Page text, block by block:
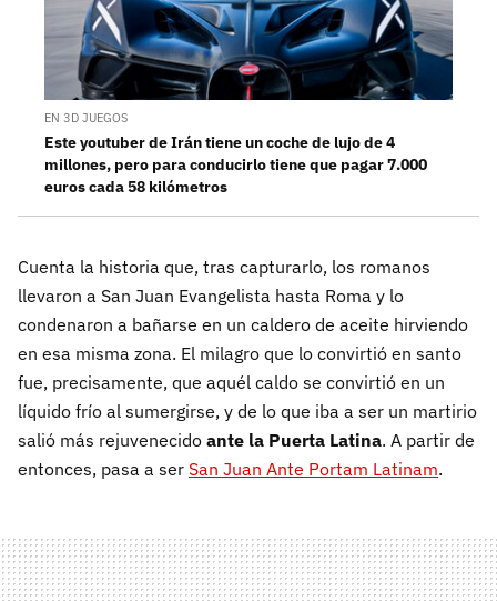
EN 3D JUEGOS
Este youtuber de Irán tiene un coche de lujo de 4
millones, pero para conducirlo tiene que pagar 7.000
euros cada 58 kilómetros
Cuenta la historia que, tras capturarlo, los romanos
llevaron a San Juan Evangelista hasta Roma y lo
condenaron a bañarse en un caldero de aceite hirviendo
en esa misma zona. El milagro que lo convirtió en santo
fue, precisamente, que aquél caldo se convirtió en un
líquido frío al sumergirse, y de lo que iba a ser un martirio
salió más rejuvenecido ante la Puerta Latina. A partir de
entonces, pasa a ser San Juan Ante Portam Latinam.